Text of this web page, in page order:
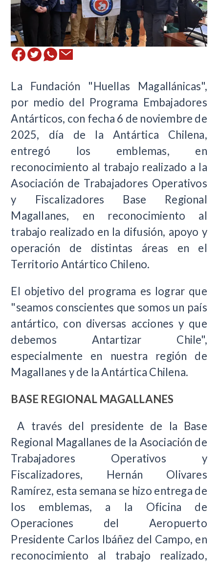
La Fundación "Huellas Magallánicas",
por medio del Programa Embajadores
Antárticos, con fecha 6 de noviembre de
2025, día de la Antártica Chilena,
entregó los emblemas, en
reconocimiento al trabajo realizado a la
Asociación de Trabajadores Operativos
y Fiscalizadores Base Regional
Magallanes, en reconocimiento al
trabajo realizado en la difusión, apoyo y
operación de distintas áreas en el
Territorio Antártico Chileno.
El objetivo del programa es lograr que
"seamos conscientes que somos un país
antártico, con diversas acciones y que
debemos Antartizar Chile",
especialmente en nuestra región de
Magallanes y de la Antártica Chilena.
BASE REGIONAL MAGALLANES
A través del presidente de la Base
Regional Magallanes de la Asociación de
Trabajadores Operativos y
Fiscalizadores, Hernán Olivares
Ramírez, esta semana se hizo entrega de
los emblemas, a la Oficina de
Operaciones del Aeropuerto
Presidente Carlos Ibáñez del Campo, en
reconocimiento al trabajo realizado,